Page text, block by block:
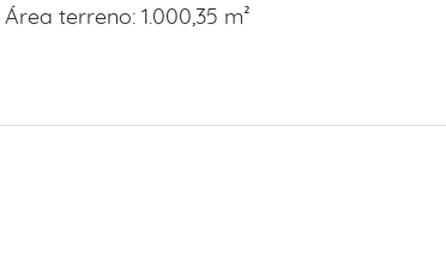
Área terreno: 1.000,35 m²